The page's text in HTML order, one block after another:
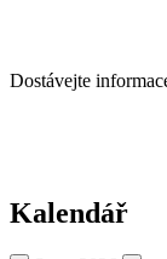
Dostávejte
Kalendář